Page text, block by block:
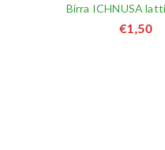
Birra ICHNUSA
€1,50